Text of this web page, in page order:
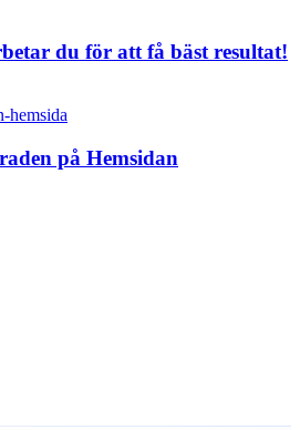
du för att få bäst resultat!
på Hemsidan